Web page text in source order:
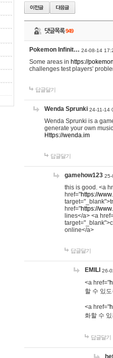
댓글목록949
Pokemon Infinit… 24-08-14
Some areas in https://
challenges test players'
답글달기
Wenda Sprunki 24-11-14
Wenda Sprunki is a
generate your own
Https://wenda.im
답글달기
gamehow123 25-
this is good. <a
href="https://
href="https://
lines</a> <a
online</a>
답글달기
EMILI 26-
<a href="
할 수 있
<a href="
화할 수
답글달기